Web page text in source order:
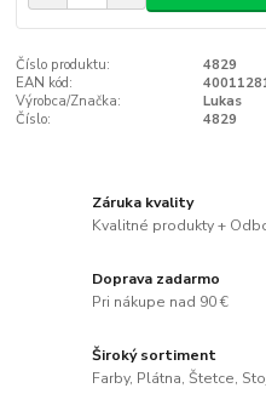
Číslo produktu:
4829
EAN kód:
Výrobca/Značka:
Lukas
Číslo:
4829
Záruka kvality
Kvalitné produkty +
Doprava zadarmo
Pri nákupe nad 90 €
Široký sortiment
Farby, Plátna, Štetce,